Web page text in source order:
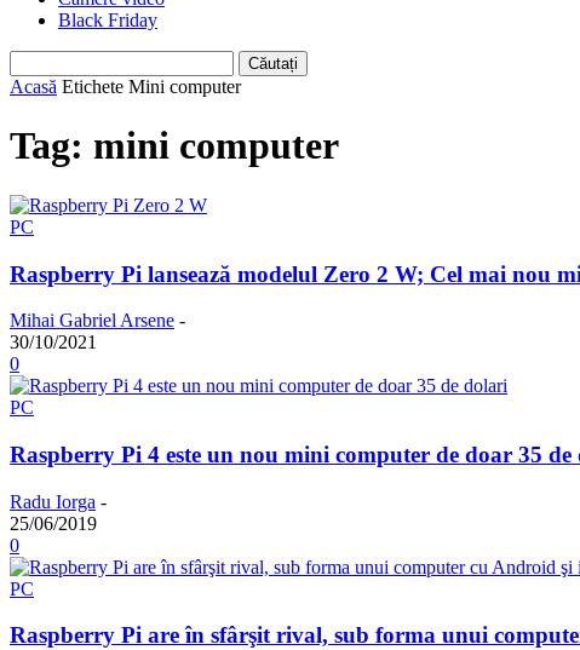
Black Friday
Acasă Etichete Mini computer
Tag: mini computer
PC
Raspberry Pi lansează modelul Zero 2 W; Cel mai nou
Mihai Gabriel Arsene -
30/10/2021
0
PC
Raspberry Pi 4 este un nou mini computer de doar 35 de
Radu Iorga -
25/06/2019
0
PC
Raspberry Pi are în sfârşit rival, sub forma unui